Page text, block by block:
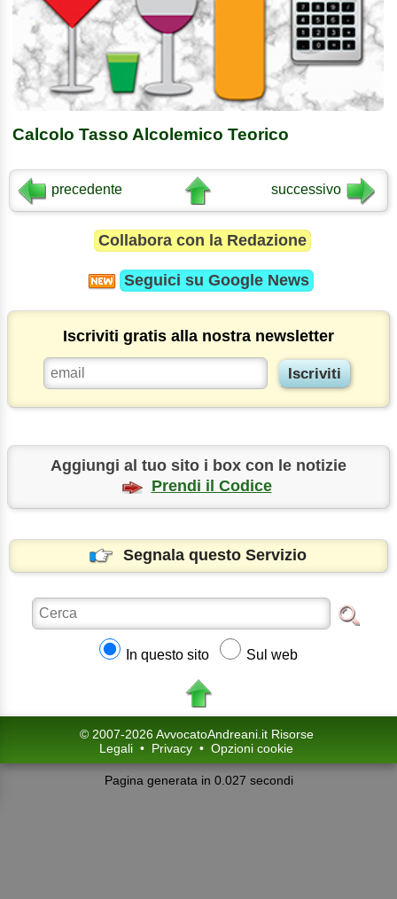
Calcolo Tasso Alcolemico Teorico
precedente successivo
Collabora con la Redazione
Seguici su Google News
Iscriviti gratis alla nostra newsletter
Aggiungi al tuo sito i box con le notizie
Prendi il Codice
Segnala questo Servizio
In questo sito Sul web
© 2007-2026 AvvocatoAndreani.it Risorse
Legali • Privacy • Opzioni cookie
Pagina generata in 0.027 secondi